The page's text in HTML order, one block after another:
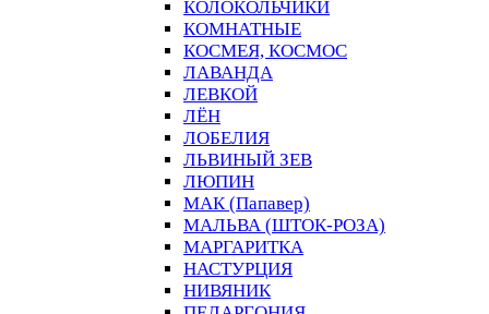
КОЛОКОЛЬЧИКИ
КОМНАТНЫЕ
КОСМЕЯ, КОСМОС
ЛАВАНДА
ЛЕВКОЙ
ЛЁН
ЛОБЕЛИЯ
ЛЬВИНЫЙ ЗЕВ
ЛЮПИН
МАК (Папавер)
МАЛЬВА (ШТОК-РОЗА)
МАРГАРИТКА
НАСТУРЦИЯ
НИВЯНИК